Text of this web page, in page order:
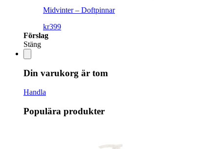
Midvinter – Doftpinnar
kr399
Förslag
Stäng
Din varukorg är tom
Handla
Populära produkter